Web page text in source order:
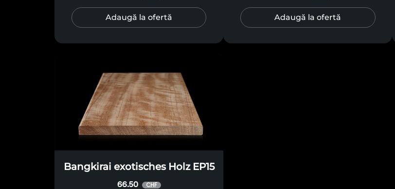
Adaugă la ofertă Adaugă la ofertă
Bangkirai exotisches Holz EP15
66.50 CHF